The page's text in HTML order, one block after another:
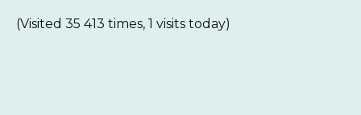
(Visited 35 413 times, 1 visits today)